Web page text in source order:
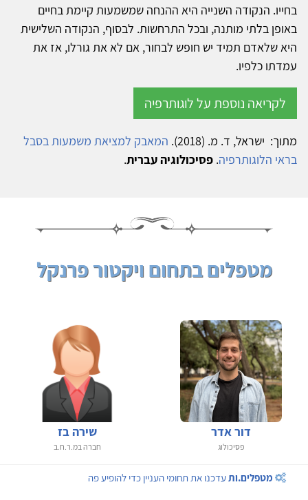
בחייו. הנקודה השנייה היא ההנחה שמשמעות קיימת בחיים
באופן בלתי מותנה, ובכל התרחשות. לבסוף, הנקודה השלישית
היא שלאדם תמיד יש חופש לבחור, אם לא את גורלו, אז את
עמדתו כלפיו.
לקריאה נוספת על לוגותרפיה
מתוך: ישראל, ד. מ. (2018).
המאבק למציאת משמעות בסבל
בראי הלוגותרפיה. פסיכולוגיה עברית.
מטפלים בתחום ויקטור פרנקל
דור אדר
פסיכולוג
שירה בז
חברה במ.ר.ח.ב
מטפלים.ותעדכנו את תחומי העניין כדי להופיע פה